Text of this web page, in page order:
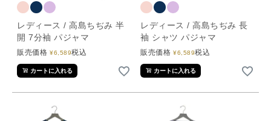
レディース / 高島ちぢみ 半
開 7分袖 パジャマ
販売価格 ¥6,589税込
カートに入れる
レディース / 高島ちぢみ 長
袖 シャツ パジャマ
販売価格 ¥6,589税込
カートに入れる